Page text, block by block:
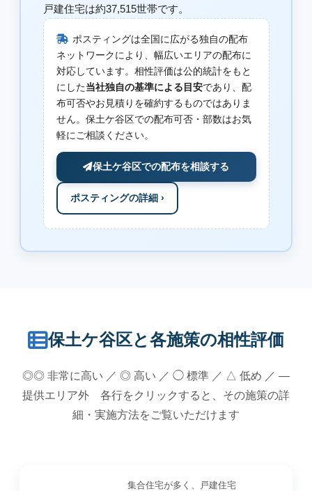
戸建住宅は約37,515世帯です。
ポスティングは全国に広がる独自の配布
ネットワークにより、幅広いエリアの配布に
対応しています。相性評価は公的統計をもと
にした当社独自の基準による目安であり、配
布可否やお見積りを確約するものではありま
せん。保土ケ谷区での配布可否・部数はお気
軽にご相談ください。
保土ケ谷区での配布を相談する
ポスティングの詳細 ›
保土ケ谷区と各施策の相性評価
◎◎ 非常に高い ／ ◎ 高い ／ ◯ 標準 ／ △ 低め ／ —
提供エリア外 各行をクリックすると、その施策の詳
細・実施方法をご覧いただけます
集合住宅が多く、戸建住宅